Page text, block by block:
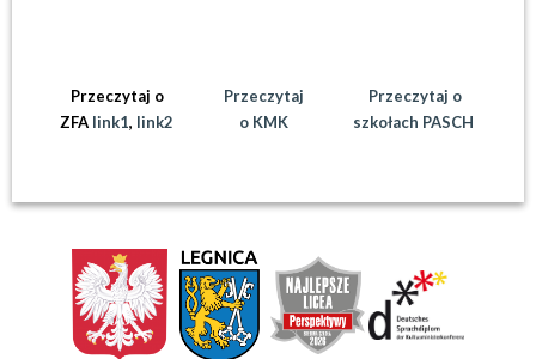
Przeczytaj o
ZFA link1, link2
Przeczytaj
o KMK
Przeczytaj o
szkołach PASCH